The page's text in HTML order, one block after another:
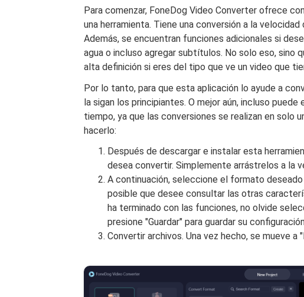
Para comenzar, FoneDog Video Converter ofrece
una herramienta. Tiene una conversión a la
Además, se encuentran funciones adicionales si
agua o incluso agregar subtítulos. No solo eso, sino
alta definición si eres del tipo que ve un video que
Por lo tanto, para que esta aplicación lo ayude a
la sigan los principiantes. O mejor aún, incluso
tiempo, ya que las conversiones se realizan en solo
hacerlo:
Después de descargar e instalar esta
desea convertir. Simplemente arrástrelos a la
A continuación, seleccione el formato
posible que desee consultar las otras
ha terminado con las funciones, no olvide
presione "Guardar" para guardar su
Convertir archivos. Una vez hecho, se mueve